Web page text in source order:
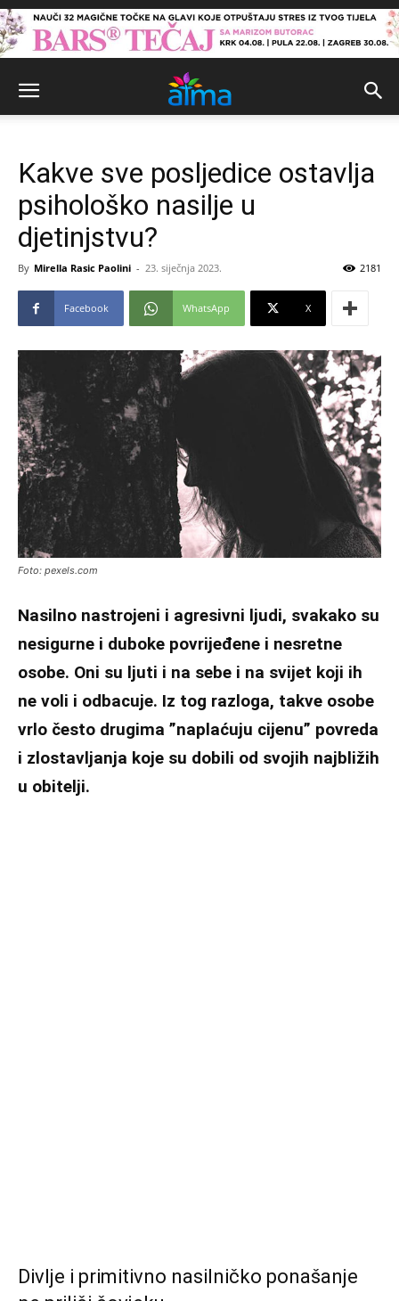
Kakve sve posljedice ostavlja
psihološko nasilje u
djetinjstvu?
By Mirella Rasic Paolini - 23. siječnja 2023. 2181
Facebook WhatsApp X
Foto: pexels.com
Nasilno nastrojeni i agresivni ljudi, svakako su
nesigurne i duboke povrijeđene i nesretne
osobe. Oni su ljuti i na sebe i na svijet koji ih
ne voli i odbacuje. Iz tog razloga, takve osobe
vrlo često drugima ”naplaćuju cijenu” povreda
i zlostavljanja koje su dobili od svojih najbližih
u obitelji.
Divlje i primitivno nasilničko ponašanje